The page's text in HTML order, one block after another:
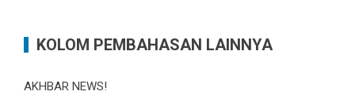
KOLOM PEMBAHASAN LAINNYA
AKHBAR NEWS!